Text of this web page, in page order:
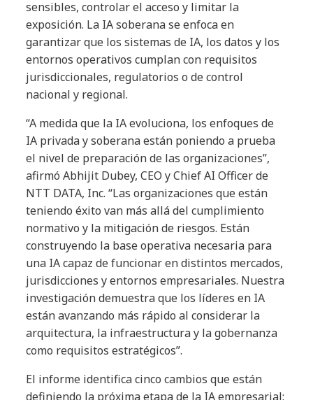
sensibles, controlar el acceso y limitar la
exposición. La IA soberana se enfoca en
garantizar que los sistemas de IA, los datos y los
entornos operativos cumplan con requisitos
jurisdiccionales, regulatorios o de control
nacional y regional.
“A medida que la IA evoluciona, los enfoques de
IA privada y soberana están poniendo a prueba
el nivel de preparación de las organizaciones”,
afirmó Abhijit Dubey, CEO y Chief AI Officer de
NTT DATA, Inc. “Las organizaciones que están
teniendo éxito van más allá del cumplimiento
normativo y la mitigación de riesgos. Están
construyendo la base operativa necesaria para
una IA capaz de funcionar en distintos mercados,
jurisdicciones y entornos empresariales. Nuestra
investigación demuestra que los líderes en IA
están avanzando más rápido al considerar la
arquitectura, la infraestructura y la gobernanza
como requisitos estratégicos”.
El informe identifica cinco cambios que están
definiendo la próxima etapa de la IA empresarial: